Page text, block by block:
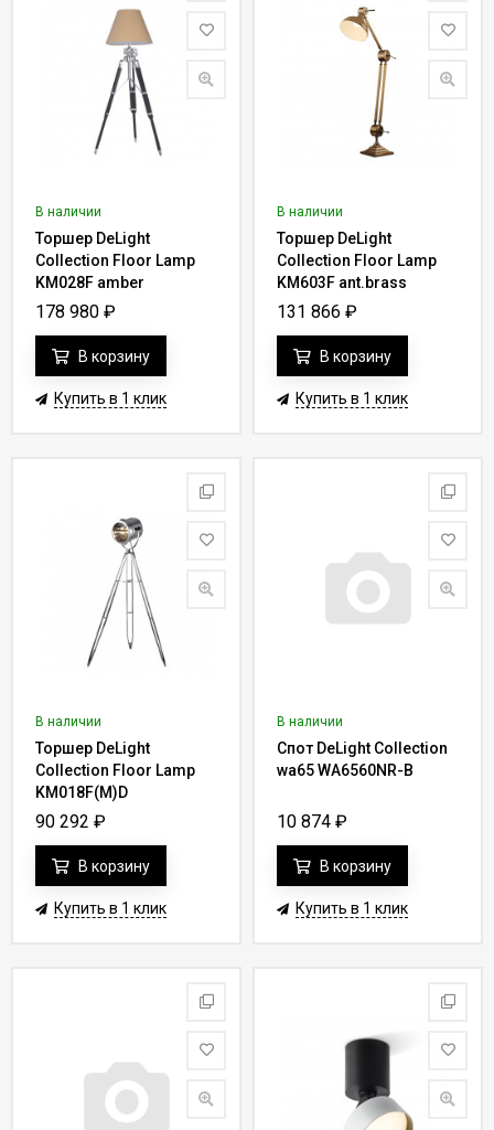
В наличии
Торшер DeLight
Collection Floor Lamp
KM028F amber
178 980 ₽
В корзину
Купить в 1 клик
В наличии
Торшер DeLight
Collection Floor Lamp
KM603F ant.brass
131 866 ₽
В корзину
Купить в 1 клик
В наличии
Торшер DeLight
Collection Floor Lamp
KM018F(M)D
90 292 ₽
В корзину
Купить в 1 клик
В наличии
Спот DeLight Collection
wa65 WA6560NR-B
10 874 ₽
В корзину
Купить в 1 клик